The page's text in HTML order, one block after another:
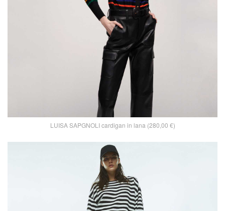
LUISA SAPGNOLI cardigan in lana (280,00 €)